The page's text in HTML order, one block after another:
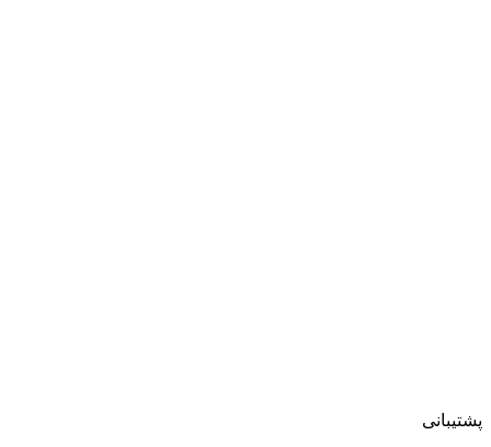
پشتیبانی